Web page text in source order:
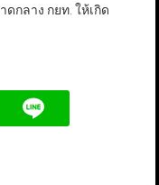
กลาง กยท. ให้เกิด